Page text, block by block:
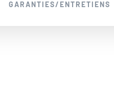
GARANTIES/ENTRETIENS